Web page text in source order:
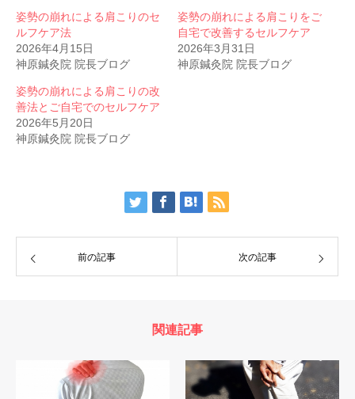
姿勢の崩れによる肩こりのセ
ルフケア法
2026年4月15日
神原鍼灸院 院長ブログ
姿勢の崩れによる肩こりをご
自宅で改善するセルフケア
2026年3月31日
神原鍼灸院 院長ブログ
姿勢の崩れによる肩こりの改
善法とご自宅でのセルフケア
2026年5月20日
神原鍼灸院 院長ブログ
前の記事 次の記事
関連記事